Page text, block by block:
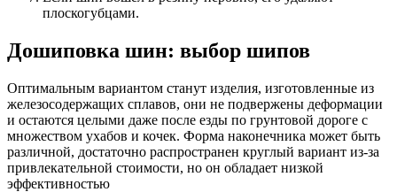
плоскогубцами.
Дошиповка шин: выбор шипов
Оптимальным вариантом станут изделия, изготовленные из
железосодержащих сплавов, они не подвержены деформации
и остаются целыми даже после езды по грунтовой дороге с
множеством ухабов и кочек. Форма наконечника может быть
различной, достаточно распространен круглый вариант из-за
привлекательной стоимости, но он обладает низкой
эффективностью